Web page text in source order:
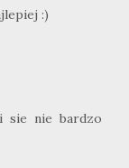
:)
sie nie bardzo